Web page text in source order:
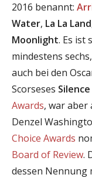
2016 benannt:
Water, La La Land
Moonlight. Es ist
mindestens
auch bei den
Scorseses Silence
Awards, war aber
Denzel
Choice Awards
Board of Review.
dessen Nennung